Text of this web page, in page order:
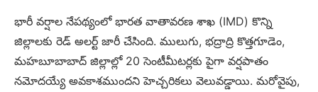
భారీ వర్షాల నేపథ్యంలో భారత వాతావరణ శాఖ (IMD) కొన్ని
జిల్లాలకు రెడ్ అలర్ట్ జారీ చేసింది. ములుగు, భద్రాద్రి కొత్తగూడెం,
మహబూబాబాద్ జిల్లాల్లో 20 సెంటీమీటర్లకు పైగా వర్షపాతం
నమోదయ్యే అవకాశముందని హెచ్చరికలు వెలువడ్డాయి. మరోవైపు,